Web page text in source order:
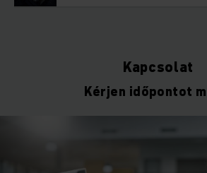
Kapcsolat
Kérjen időpontot